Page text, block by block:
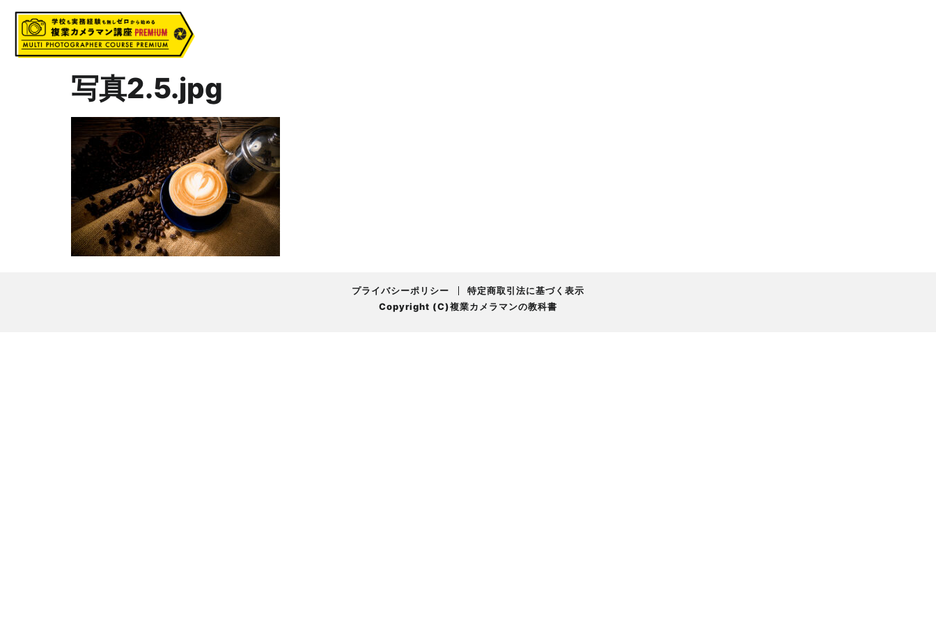
写真2.5.jpg
プライバシーポリシー
特定商取引法に基づく表示
Copyright (C)複業カメラマンの教科書